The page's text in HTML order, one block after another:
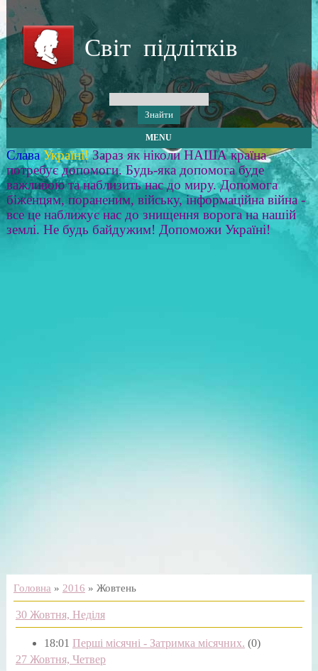
Світ підлітків
MENU
Слава Україні! Зараз як ніколи НАША країна
потребує допомоги. Будь-яка допомога буде
важливою та наблизить нас до миру. Допомога
біженцям, пораненим, війську, інформаційна війна -
все це наближує нас до знищення ворога на нашій
землі. Не будь байдужим! Допоможи Україні!
Головна » 2016 » Жовтень
30 Жовтня, Неділя
18:01 Перші місячні - Затримка місячних. (0)
27 Жовтня, Четвер